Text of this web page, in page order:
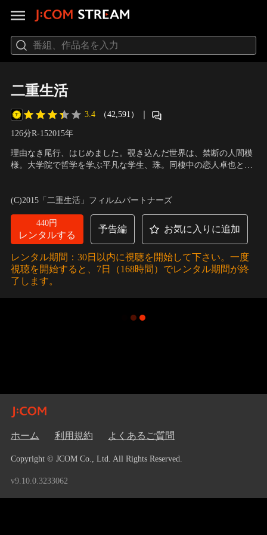
二重生活
3.4 （42,591） ｜
126分R-152015年
理由なき尾行、はじめました。覗き込んだ世界は、禁断の人間模
様。大学院で哲学を学ぶ平凡な学生、珠。同棲中の恋人卓也との
で一変する。それは、無作為に選んだ対象を追ういわば“理由なき
尾行”。半信半疑ではじめた、隣人、石坂の尾行だったが…。
(C)2015「二重生活」フィルムパートナーズ
440円
レンタルする
予告編 お気に入りに追加
レンタル期間：30日以内に視聴を開始して下さい。一度
視聴を開始すると、7日（168時間）でレンタル期間が終
了します。
ホーム 利用規約 よくあるご質問
Copyright © JCOM Co., Ltd. All Rights Reserved.
v9.10.0.3233062